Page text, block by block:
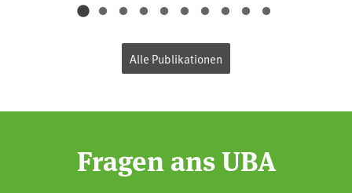
Alle Publikationen
Fragen ans UBA